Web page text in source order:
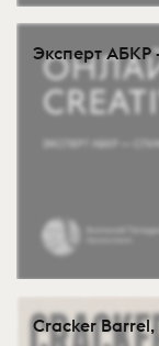
Эксперт АБКР
Cracker